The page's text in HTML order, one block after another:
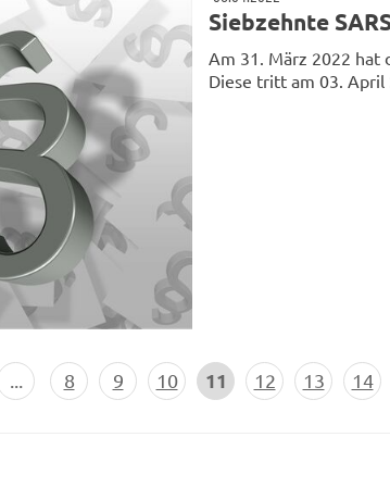
Siebzehnte
Am 31. März 2022 hat
Diese tritt am 03. April
... 8 9 10 11 12 13 14